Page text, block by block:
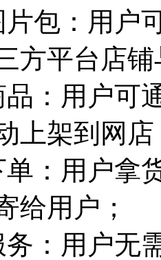
片包：用户
方平台店
品：用户可
上架到网店
：用户拿
给用户；
务：用户无